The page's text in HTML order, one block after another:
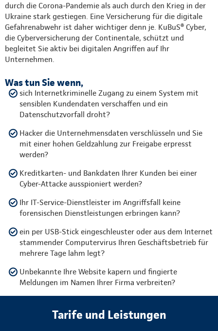
durch die Corona-Pandemie als auch durch den Krieg in der
Ukraine stark gestiegen. Eine Versicherung für die digitale
Gefahrenabwehr ist daher wichtiger denn je. KuBuS® Cyber,
die Cyberversicherung der Continentale, schützt und
begleitet Sie aktiv bei digitalen Angriffen auf Ihr
Unternehmen.
Was tun Sie wenn,
sich Internetkriminelle Zugang zu einem System mit
sensiblen Kundendaten verschaffen und ein
Datenschutzvorfall droht?
Hacker die Unternehmensdaten verschlüsseln und Sie
mit einer hohen Geldzahlung zur Freigabe erpresst
werden?
Kreditkarten- und Bankdaten Ihrer Kunden bei einer
Cyber-Attacke ausspioniert werden?
Ihr IT-Service-Dienstleister im Angriffsfall keine
forensischen Dienstleistungen erbringen kann?
ein per USB-Stick eingeschleuster oder aus dem Internet
stammender Computervirus Ihren Geschäftsbetrieb für
mehrere Tage lahm legt?
Unbekannte Ihre Website kapern und fingierte
Meldungen im Namen Ihrer Firma verbreiten?
Tarife und Leistungen